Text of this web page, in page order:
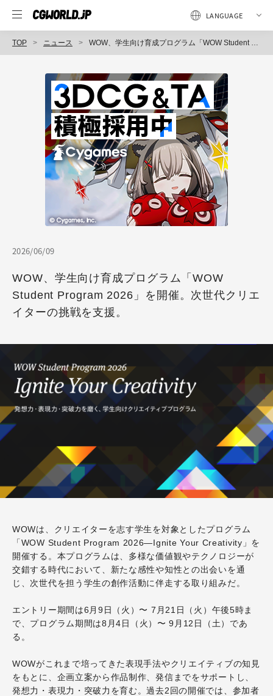
TOP ニュース WOW、学生向け育成プログラム「WOW Student Program 2026」を開催。次世代クリエイターの挑戦を支援。
2026/06/09
WOW、学生向け育成プログラム「WOW
Student Program 2026」を開催。次世代クリエ
イターの挑戦を支援。
WOWは、クリエイターを志す学生を対象としたプログラム
「WOW Student Program 2026—Ignite Your Creativity」を
開催する。本プログラムは、多様な価値観やテクノロジーが
交錯する時代において、新たな感性や知性との出会いを通
じ、次世代を担う学生の創作活動に伴走する取り組みだ。
エントリー期間は6月9日（火）〜 7月21日（火）午後5時ま
で、 プログラム期間は8月4日（火）〜 9月12日（土）であ
る。
WOWがこれまで培ってきた表現手法やクリエイティブの知見
をもとに、企画立案から作品制作、発信までをサポートし、
発想力・表現力・突破力を育む。過去2回の開催では、参加者